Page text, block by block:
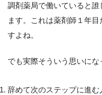
調剤薬局で働いていると
ます。これは薬剤師１年
すよね。
でも実際そういう思いにな
辞めて次のステップに進む